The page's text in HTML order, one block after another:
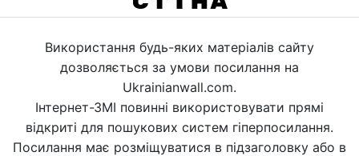
Використання будь-яких матеріалів сайту
дозволяється за умови посилання на
Ukrainianwall.com.
Інтернет-ЗМІ повинні використовувати прямі
відкриті для пошукових систем гіперпосилання.
Посилання має розміщуватися в підзаголовку або в